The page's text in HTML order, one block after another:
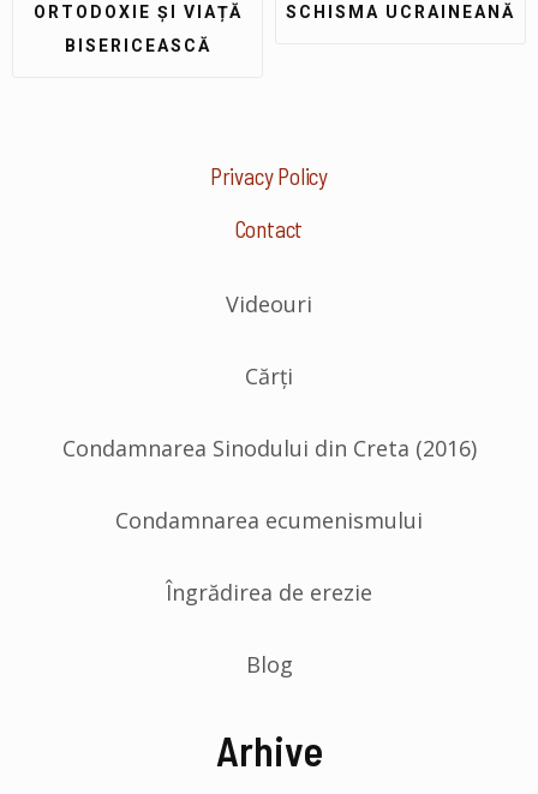
ORTODOXIE ȘI VIAȚĂ
BISERICEASCĂ
SCHISMA UCRAINEANĂ
Privacy Policy
Contact
Videouri
Cărți
Condamnarea Sinodului din Creta (2016)
Condamnarea ecumenismului
Îngrădirea de erezie
Blog
Arhive